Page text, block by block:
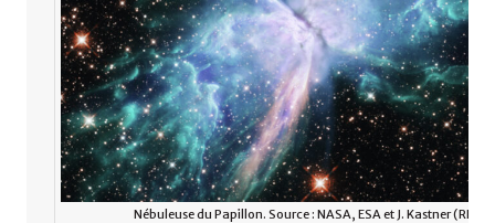
Nébuleuse du Papillon. Source : NASA, ESA et J. Kastner (RIT).